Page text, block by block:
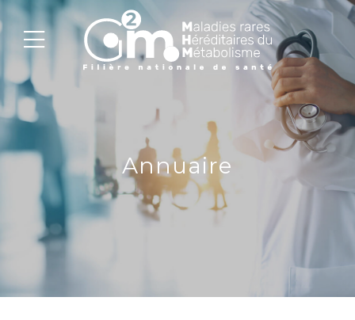
Annuaire